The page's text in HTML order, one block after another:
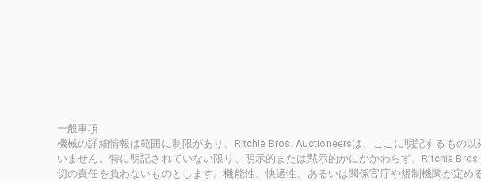
一般事項
機械の詳細情報は範囲に制限があり、Ritchie Bros. Auctioneersは、ここに明記するもの
いません。特に明記されていない限り、明示的または黙示的かにかかわらず、Ritchie
切の責任を負わないものとします。機能性、快適性、あるいは関係官庁や規制機関が定め